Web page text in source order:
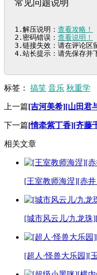
常见问题说明
1.解压说明： 查看攻略！
2.密码错误： 查看说明！
3.链接失效：请在评论区
4.站长提示：请先保存并
标签： 搞笑 音乐 秋重学
上一篇[吉河美希][山田君
下一篇[情牵紫丁香][齐藤
相关文章
[王室教师海涅][赤
[城市风云儿/九龙珠
[超人·怪兽大乐园][